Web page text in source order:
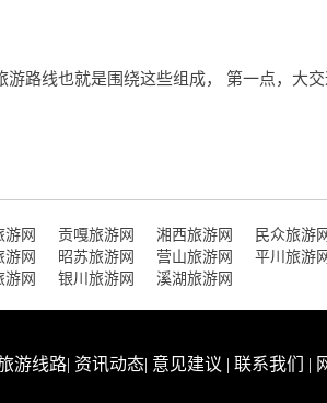
路线也就是围绕这些组成， 第一点，大
游网 贡嘎旅游网 湘西旅游网 民众旅游网
游网 昭苏旅游网 营山旅游网 平川旅游网
游网 银川旅游网 溪湖旅游网
游线路| 资讯动态| 意见建议 | 联系我们 |